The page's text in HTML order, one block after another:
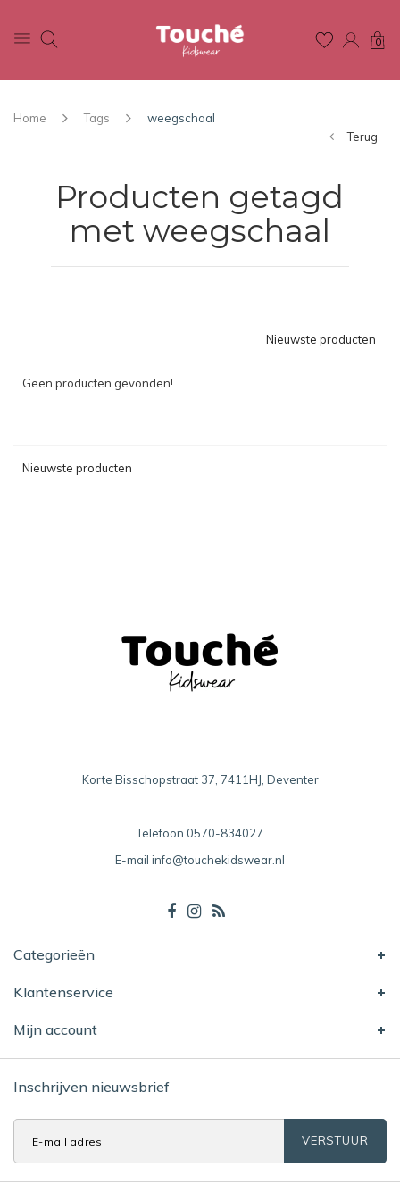
0
Home Tags
weegschaal
Terug
Producten getagd
met weegschaal
Nieuwste producten
Geen producten gevonden!...
Nieuwste producten
Korte Bisschopstraat 37, 7411HJ, Deventer
Telefoon 0570-834027
E-mail info@touchekidswear.nl
Categorieën
Klantenservice
Mijn account
Inschrijven nieuwsbrief
VERSTUUR